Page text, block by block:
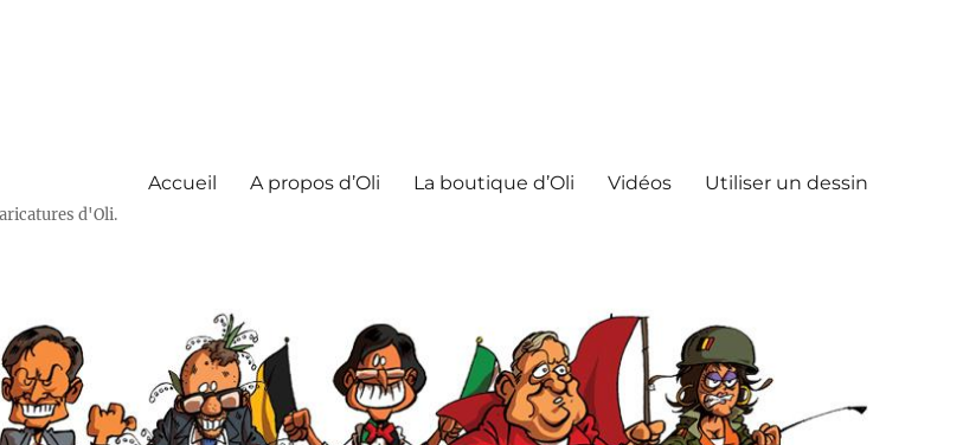
d'Oli.
Accueil A propos d’Oli La boutique d’Oli Vidéos Utiliser un dessin